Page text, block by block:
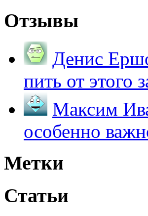
Отзывы
Денис
пить от этого
Максим
особенно
Метки
Статьи